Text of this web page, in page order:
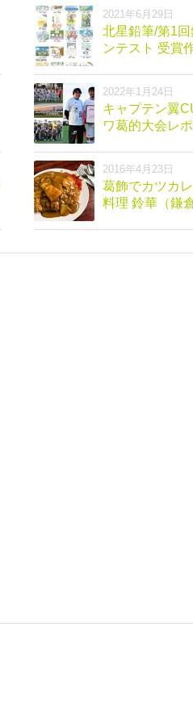
2021年6月29日
北星鉛筆/第1
ンテスト
2022年1月24日
キャプテン翼CUP かつしか
ワ葛的大会レ
2016年4月23日
葛飾でカツカレー
料理 鈴華（鎌倉